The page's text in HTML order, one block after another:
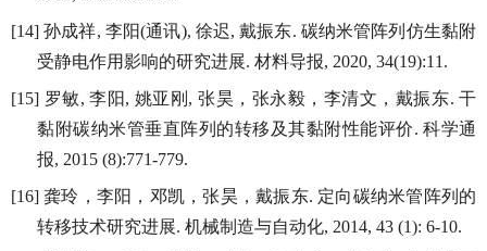
[14]孙成祥, 李阳(通讯), 徐迟,戴振东. 碳纳米管阵列仿生黏附
受静电作用影响的研究进展. 材料导报, 2020, 34(19):11.
[15] 罗敏,李阳, 姚亚刚, 张昊，张永毅，李清文，戴振东.干
黏附碳纳米管垂直阵列的转移及其黏附性能评价. 科学通
报, 2015 (8):771-779.
[16]龚玲，李阳，邓凯，张昊，戴振东. 定向碳纳米管阵列的
转移技术研究进展. 机械制造与自动化, 2014, 43 (1): 6-10.